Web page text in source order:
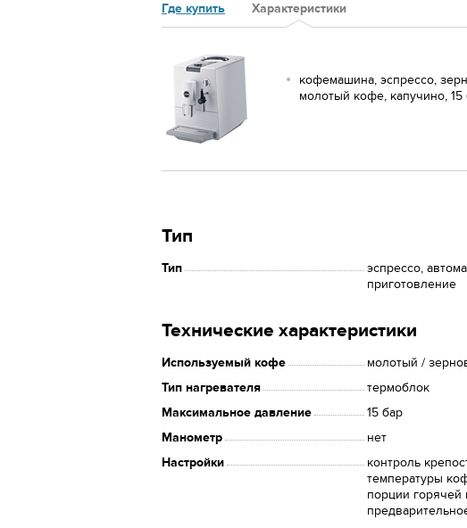
Где купить Характеристики
кофемашина, эспрессо,
молотый кофе, капучино, 15
Тип
Тип
эспрессо,
приготовление
Технические характеристики
Используемый кофе
молотый /
Тип нагревателя
термоблок
Максимальное давление
15 бар
Манометр
нет
Настройки
контроль
температуры
порции горячей